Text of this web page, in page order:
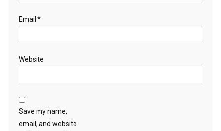
Email *
Website
Save my name,
email, and website